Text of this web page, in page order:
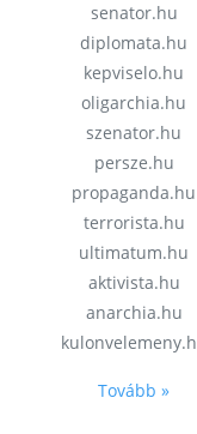
senator.hu
diplomata.hu
kepviselo.hu
oligarchia.hu
szenator.hu
persze.hu
propaganda.hu
terrorista.hu
ultimatum.hu
aktivista.hu
anarchia.hu
Tovább »